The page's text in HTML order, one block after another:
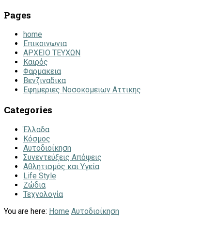
Pages
home
Επικοινωνια
ΑΡΧΕΙΟ ΤΕΥΧΩΝ
Καιρός
Φαρμακεια
Βενζιναδικα
Εφημεριες Νοσοκομειων Αττικης
Categories
Έλλαδα
Κόσμος
Αυτοδιοίκηση
Συνεντεύξεις Απόψεις
Αθλητισμός και Υγεία
Life Style
Ζώδια
Τεχνολογία
You are here: Home Αυτοδιοίκηση